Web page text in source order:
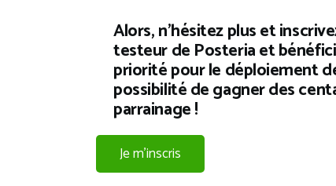
Alors, n’hésitez plus et
testeur de Posteria et
priorité pour le déploiement
possibilité de gagner des
parrainage !
Je m’inscris